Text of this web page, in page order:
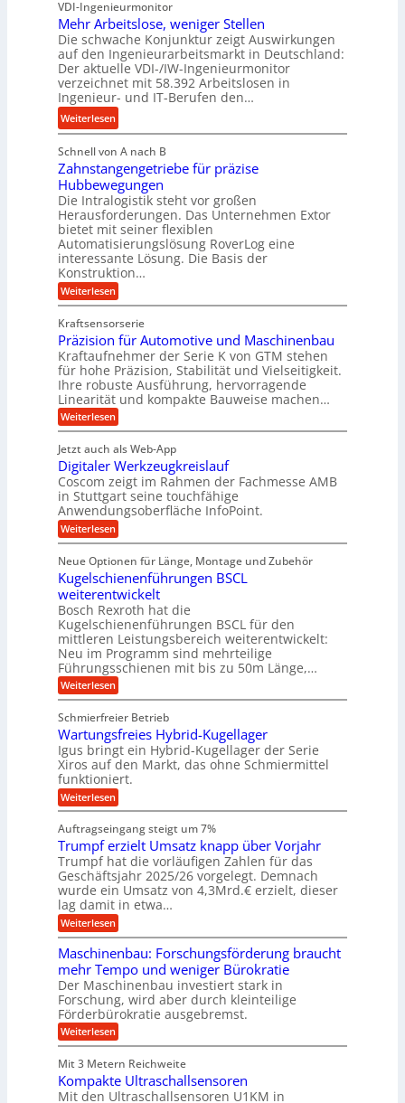
u
n
d
H
y
d
r
a
l
i
k
i
m
V
e
r
g
e
c
h
n
d
l
a
n
g
e
b
i
g
e
K
u
g
e
l
g
e
w
i
n
d
e
t
i
e
b
e
f
ü
r
r
a
u
e
U
m
g
e
b
u
n
g
e
n
r
o
n
e
s
s
t
e
e
r
t
U
m
s
a
t
u
n
d
A
u
f
t
r
a
g
s
e
i
g
a
n
g
VDI-Ingenieurmonitor
Mehr Arbeitslose, weniger Stellen
Die schwache Konjunktur zeigt Auswirkungen
auf den Ingenieurarbeitsmarkt in Deutschland:
Der aktuelle VDI-/IW-Ingenieurmonitor
verzeichnet mit 58.392 Arbeitslosen in
Ingenieur- und IT-Berufen den…
Weiterlesen:
M
e
h
r
A
r
b
e
i
t
s
l
o
s
e
,
w
e
n
i
g
e
r
S
t
e
l
l
e
n
Schnell von A nach B
Zahnstangengetriebe für präzise
Hubbewegungen
Die Intralogistik steht vor großen
Herausforderungen. Das Unternehmen Extor
bietet mit seiner flexiblen
Automatisierungslösung RoverLog eine
interessante Lösung. Die Basis der
Konstruktion…
Weiterlesen:
Z
h
n
s
t
a
n
g
e
n
e
t
r
i
e
b
e
f
r
p
r
ä
z
i
s
e
H
u
b
e
w
e
g
u
n
g
e
Kraftsensorserie
Präzision für Automotive und Maschinenbau
Kraftaufnehmer der Serie K von GTM stehen
für hohe Präzision, Stabilität und Vielseitigkeit.
Ihre robuste Ausführung, hervorragende
Linearität und kompakte Bauweise machen…
Weiterlesen:
P
ä
z
i
s
i
o
n
f
r
A
u
t
o
m
o
t
i
v
e
n
d
M
a
s
c
h
i
e
n
b
a
u
Jetzt auch als Web-App
Digitaler Werkzeugkreislauf
Coscom zeigt im Rahmen der Fachmesse AMB
in Stuttgart seine touchfähige
Anwendungsoberfläche InfoPoint.
Weiterlesen:
D
g
i
t
a
l
e
r
W
e
r
k
z
e
u
g
k
r
e
i
s
a
u
f
Neue Optionen für Länge, Montage und Zubehör
Kugelschienenführungen BSCL
weiterentwickelt
Bosch Rexroth hat die
Kugelschienenführungen BSCL für den
mittleren Leistungsbereich weiterentwickelt:
Neu im Programm sind mehrteilige
Führungsschienen mit bis zu 50m Länge,…
Weiterlesen:
K
g
e
l
s
c
h
i
e
e
n
f
ü
h
r
u
n
g
e
n
B
S
C
L
w
e
i
t
e
r
Schmierfreier Betrieb
Wartungsfreies Hybrid-Kugellager
Igus bringt ein Hybrid-Kugellager der Serie
Xiros auf den Markt, das ohne Schmiermittel
funktioniert.
Weiterlesen:
W
r
t
u
n
g
s
r
e
e
s
H
y
b
r
i
d
-
u
g
Auftragseingang steigt um 7%
Trumpf erzielt Umsatz knapp über Vorjahr
Trumpf hat die vorläufigen Zahlen für das
Geschäftsjahr 2025/26 vorgelegt. Demnach
wurde ein Umsatz von 4,3Mrd.€ erzielt, dieser
lag damit in etwa…
Weiterlesen:
T
u
m
p
f
e
r
z
i
e
t
U
Maschinenbau: Forschungsförderung braucht
mehr Tempo und weniger Bürokratie
Der Maschinenbau investiert stark in
Forschung, wird aber durch kleinteilige
Förderbürokratie ausgebremst.
Weiterlesen:
M
s
c
h
Mit 3 Metern Reichweite
Kompakte Ultraschallsensoren
Mit den Ultraschallsensoren U1KM in